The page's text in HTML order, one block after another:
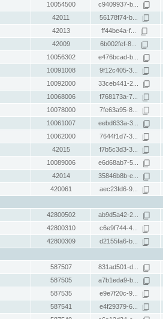
10054500 c9409937-b...
42011 56178f74-b...
42013 ff44be4a-f...
42009 6b002fef-8...
10056302 e476bcad-b...
10091008 9f12c405-3...
10092000 33ceb441-2...
10068006 f768173a-7...
10078000 7fe63a95-8...
10061007 eebd633a-3...
10062000 7644f1d7-3...
42015 f7b5c3d3-3...
10089006 e6d68ab7-5...
42014 35846b8b-e...
420061 aec23fd6-9...
42800502 ab9d5a42-2...
42800310 c6e9f744-4...
42800309 d2155fa6-b...
587507 831ad501-d...
587505 a7b1eda9-b...
587535 e9e7f20c-9...
587541 e4f29379-6...